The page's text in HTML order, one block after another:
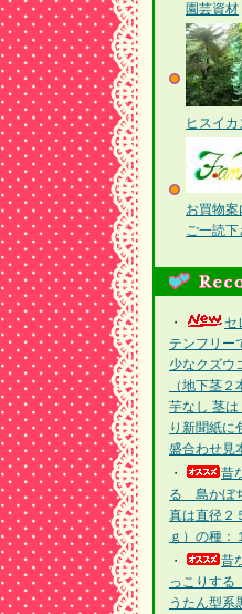
園芸資材
ヒスイ
お買物
ご一読下
・
セ
テンフリ
少なクズウ
（地下茎
芋なし 茎
り新聞紙
盛合わせ見
・
昔
る 島かぼ
真は直径２
ｇ）の種：
・
昔
っこりす
うたん型